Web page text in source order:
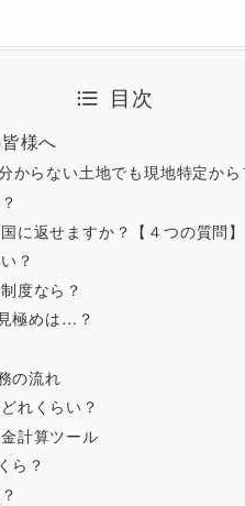
目次
様へ
からない土地でも現地特定から
に返せますか？【４つの質問】
？
度なら？
極めは…？
の流れ
れくらい？
計算ツール
ら？